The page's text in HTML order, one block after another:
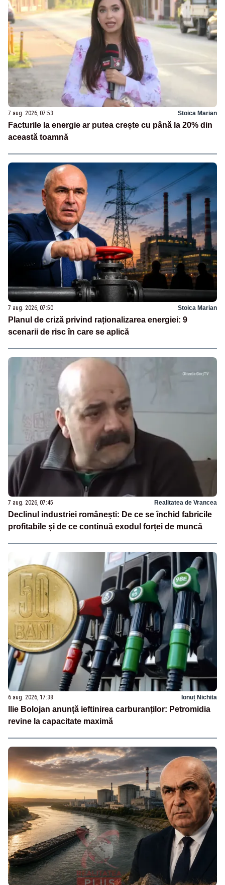
7 aug. 2026, 07:53 Stoica Marian
Facturile la energie ar putea crește cu până la 20% din
această toamnă
7 aug. 2026, 07:50 Stoica Marian
Planul de criză privind raționalizarea energiei: 9
scenarii de risc în care se aplică
7 aug. 2026, 07:45 Realitatea de Vrancea
Declinul industriei românești: De ce se închid fabricile
profitabile și de ce continuă exodul forței de muncă
6 aug. 2026, 17:38 Ionuț Nichita
Ilie Bolojan anunță ieftinirea carburanților: Petromidia
revine la capacitate maximă